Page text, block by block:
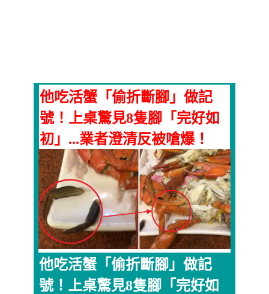
他吃活蟹「偷折斷腳」做記
號！上桌驚見8隻腳「完好如
初」...業者澄清反被嗆爆！
他吃活蟹「偷折斷腳」做記
號！上桌驚見8隻腳「完好如